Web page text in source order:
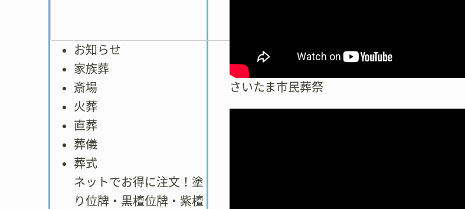
お知らせ
家族葬
斎場
火葬
直葬
葬儀
葬式
ネットでお得に注文！塗
り位牌・黒檀位牌・紫檀
さいたま市民葬祭